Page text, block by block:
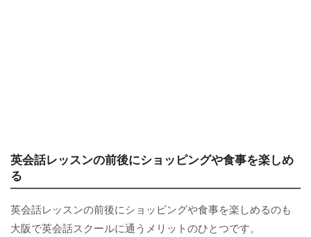
英会話レッスンの前後にショッピングや食事を楽しめ
る
英会話レッスンの前後にショッピングや食事を楽しめるのも
大阪で英会話スクールに通うメリットのひとつです。